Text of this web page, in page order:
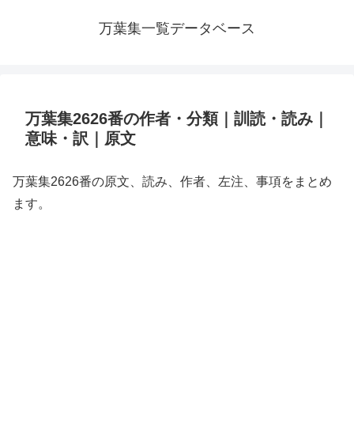
万葉集一覧データベース
万葉集2626番の作者・分類｜訓読・読み｜
意味・訳｜原文
万葉集2626番の原文、読み、作者、左注、事項をまとめ
ます。